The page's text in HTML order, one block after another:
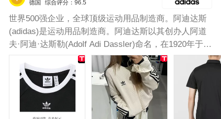
德国 综合评分：96.5
世界500强企业，全球顶级运动用品制造商。阿迪达斯
(adidas)是运动用品制造商。阿迪达斯以其创办人阿道
夫·阿迪·达斯勒(Adolf Adi Dassler)命名，在1920年于接
近纽伦堡的赫佐格奥拉赫(Herzogenaurach)开始生产鞋
类产品。阿迪达斯运动服精选高品质面料，穿着舒适透
气，保暖不紧绷。胸前阿迪达斯经典标志，设计简约大